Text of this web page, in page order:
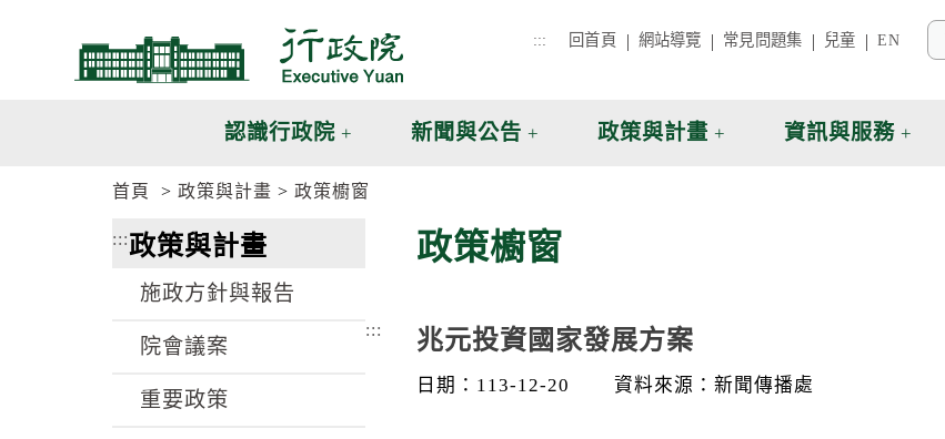
::: 回首頁 網站導覽 常見問題集 兒童 EN
認識行政院 新聞與公告 政策與計畫 資訊與服務
首頁 政策與計畫 政策櫥窗
:::政策與計畫
施政方針與報告
院會議案
重要政策
政策櫥窗
::: 兆元投資國家發展方案
日期：113-12-20 資料來源：新聞傳播處